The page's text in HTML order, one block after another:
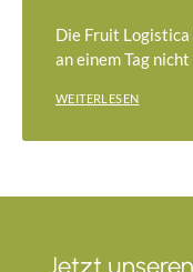
Die Fruit
an einem Tag
WEITERLESEN